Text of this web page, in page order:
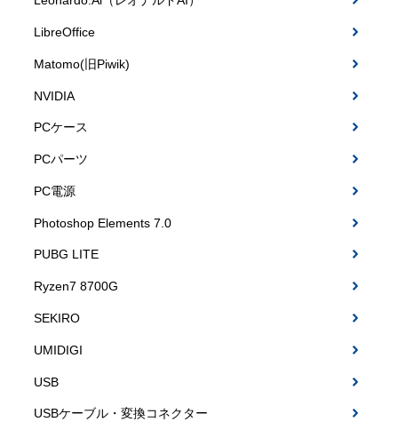
LibreOffice
Matomo(旧Piwik)
NVIDIA
PCケース
PCパーツ
PC電源
Photoshop Elements 7.0
PUBG LITE
Ryzen7 8700G
SEKIRO
UMIDIGI
USB
USBケーブル・変換コネクター